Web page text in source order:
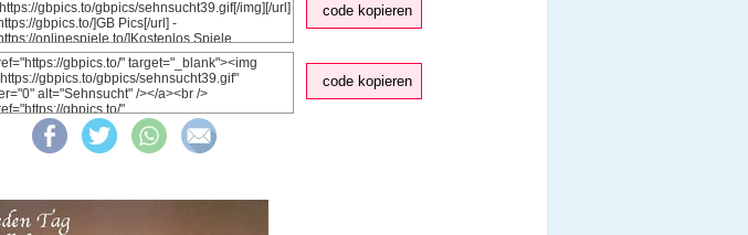
code kopieren
code kopieren